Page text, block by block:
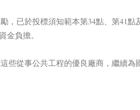
，已於投標須知範本第34點、第41點
負擔。
些從事公共工程的優良廠商，繼續為